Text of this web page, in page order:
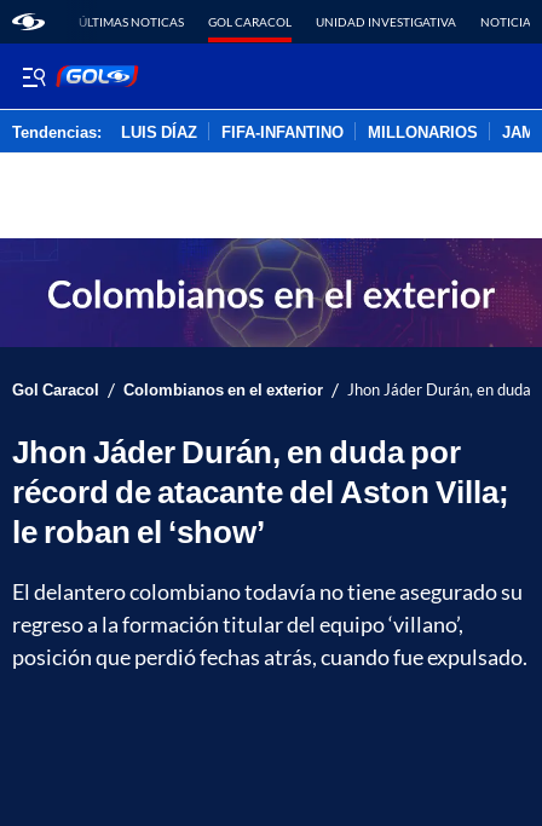
ÚLTIMAS NOTICAS GOL CARACOL UNIDAD INVESTIGATIVA NOTICIAS
Tendencias: LUIS DÍAZ FIFA-INFANTINO MILLONARIOS
Gol Caracol / Colombianos en el exterior / Jhon Jáder Durán, en duda
Jhon Jáder Durán, en duda por
récord de atacante del Aston Villa;
le roban el ‘show’
El delantero colombiano todavía no tiene asegurado su
regreso a la formación titular del equipo ‘villano’,
posición que perdió fechas atrás, cuando fue expulsado.